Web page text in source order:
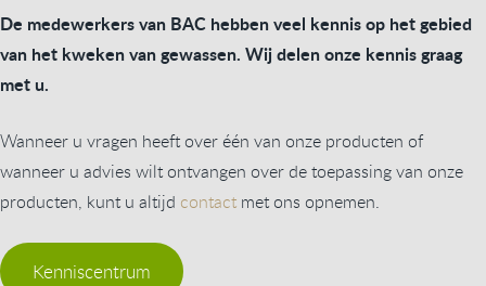
De medewerkers van BAC hebben veel kennis op het gebied
van het kweken van gewassen. Wij delen onze kennis graag
met u.
Wanneer u vragen heeft over één van onze producten of
wanneer u advies wilt ontvangen over de toepassing van onze
producten, kunt u altijd contact met ons opnemen.
Kenniscentrum